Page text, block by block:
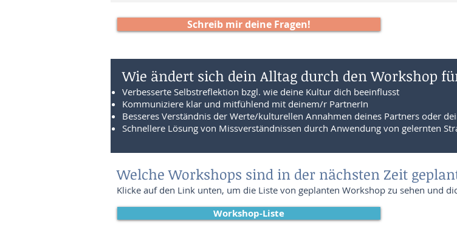
Schreib mir deine Fragen!
Wie ändert sich dein Alltag durch den Workshop
Verbesserte Selbstreflektion bzgl. wie deine Kultur dich beeinflusst
Kommuniziere klar und mitfühlend mit deinem/r PartnerIn
Besseres Verständnis der Werte/kulturellen Annahmen deines Partners oder
Schnellere Lösung von Missverständnissen durch Anwendung von gelernten
Welche Workshops sind in der nächsten Zeit
Klicke auf den Link unten, um die Liste von geplanten Workshop zu sehen und
Workshop-Liste